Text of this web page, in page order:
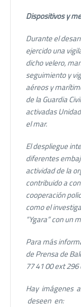
Dispositivos y
Durante el
ejercido una
dicho velero,
seguimiento y
aéreos y
de la Guardia
activadas
el mar.
El despliegue
diferentes
actividad de la
contribuido a
cooperación
como el
“Ygara” con un
Para más
de Prensa de
77 41 00 ext
Hay imágenes
deseen en: